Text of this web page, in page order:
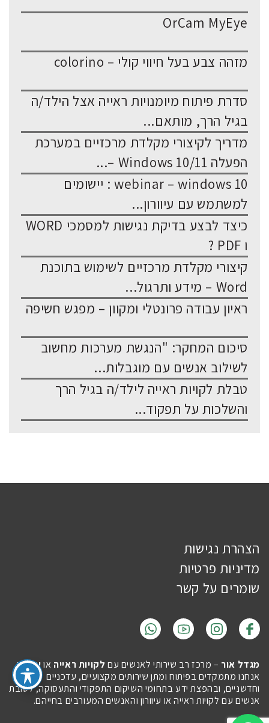
OrCam MyEye
מזהה צבע בעל חיווי קולי – colorino
סדרת פיתוח מיומנויות ראייה אצל הילד/ה
בגיל הרך, מותאם...
מדריך לקיצורי מקלדת מרכזיים במערכת
הפעלה Windows 10/11 –...
webinar – windows 10 : יישומים
למשתמש עם עיוורון...
כיצד לבצע בדיקת נגישות למסמכי WORD
ו PDF ?
קיצורי מקלדת מרכזיים לשימוש בתוכנת
Word – מידע ותרגול...
ראיון עבודה פרונטלי ומקוון – מפגש חשיפה
סיכום המחקר: "הנגשת מערכות מחשוב
לשילוב אנשים עם מוגבלות...
טבלת לקויות ראייה לילד/ה בגיל הרך
והשלכות על תפקוד...
הצהרת נגישות
מדיניות פרטיות
שומרים על קשר
מגדל אור – מרכז רב שירותי לאנשים עם לקויות ראייה אועיוורון.
אנחנו מתמקדים בפיתוח ומתן שירותים מקצועיים, עדכניים
וחדשניים, ובהפצת ידע בתחומי השיקום התפקודי והתעסוקה, לטובת
אנשים עם לקויות ראייה או עיוורון והאנשים המעורבים בחייהם.